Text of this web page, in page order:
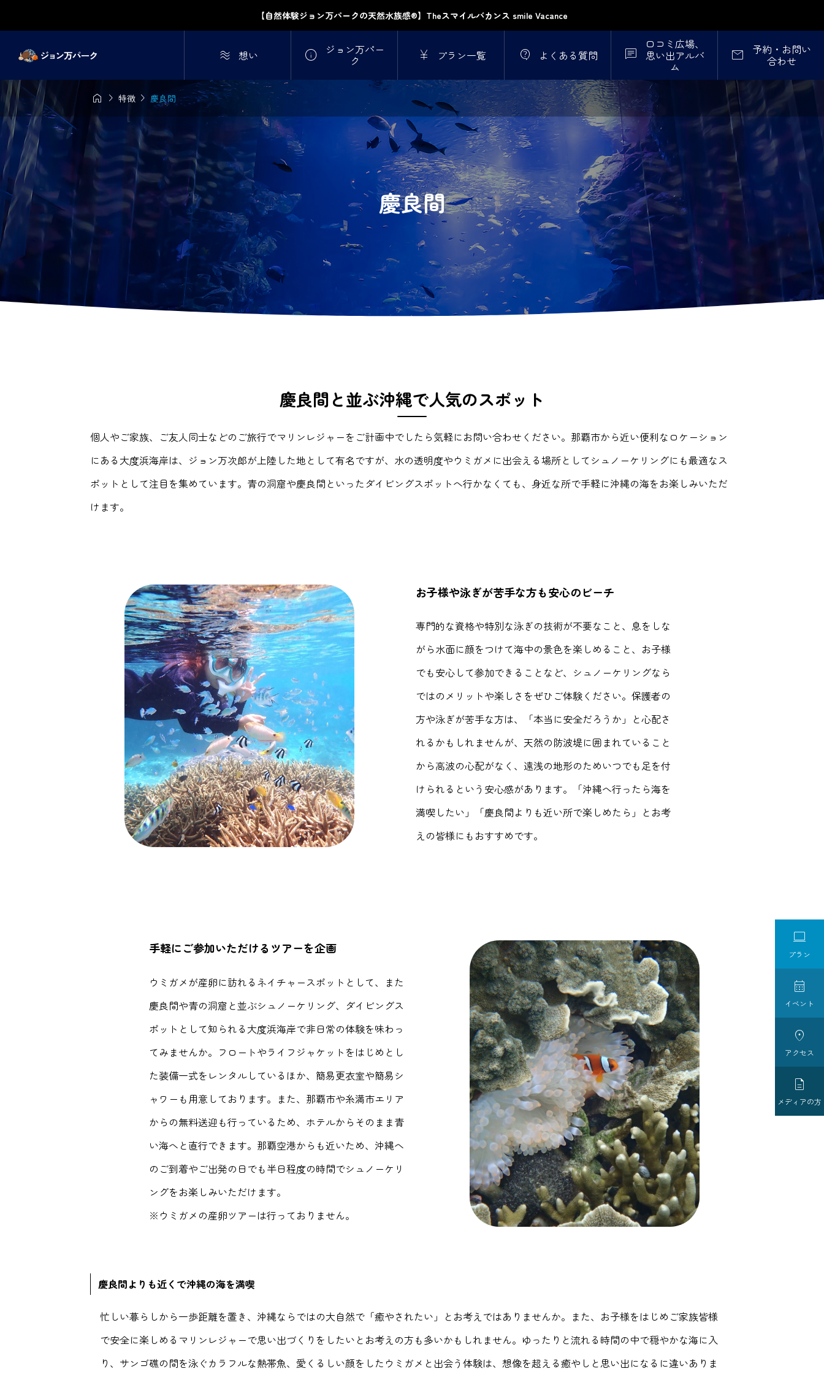
【自然体験ジョン万パークの天然水族感®】Theスマイルバカンス smile Vacance
 想い  ジョン万パー
ク  プラン一覧  よくある質問 
口コミ広場、
思い出アルバ
ム
 予約・お問い
合わせ
  特徴  慶良間
慶良間
慶良間と並ぶ沖縄で人気のスポット
個人やご家族、ご友人同士などのご旅行でマリンレジャーをご計画中でしたら気軽にお問い合わせください。那覇市から近い便利なロケーション
にある大度浜海岸は、ジョン万次郎が上陸した地として有名ですが、水の透明度やウミガメに出会える場所としてシュノーケリングにも最適なス
ポットとして注目を集めています。青の洞窟や慶良間といったダイビングスポットへ行かなくても、身近な所で手軽に沖縄の海をお楽しみいただ
けます。
お子様や泳ぎが苦手な方も安心のビーチ
専門的な資格や特別な泳ぎの技術が不要なこと、息をしな
がら水面に顔をつけて海中の景色を楽しめること、お子様
でも安心して参加できることなど、シュノーケリングなら
ではのメリットや楽しさをぜひご体験ください。保護者の
方や泳ぎが苦手な方は、「本当に安全だろうか」と心配さ
れるかもしれませんが、天然の防波堤に囲まれていること
から高波の心配がなく、遠浅の地形のためいつでも足を付
けられるという安心感があります。「沖縄へ行ったら海を
満喫したい」「慶良間よりも近い所で楽しめたら」とお考
えの皆様にもおすすめです。
手軽にご参加いただけるツアーを企画
ウミガメが産卵に訪れるネイチャースポットとして、また
慶良間や青の洞窟と並ぶシュノーケリング、ダイビングス
ポットとして知られる大度浜海岸で非日常の体験を味わっ
てみませんか。フロートやライフジャケットをはじめとし
た装備一式をレンタルしているほか、簡易更衣室や簡易シ
ャワーも用意しております。また、那覇市や糸満市エリア
からの無料送迎も行っているため、ホテルからそのまま青
い海へと直行できます。那覇空港からも近いため、沖縄へ
のご到着やご出発の日でも半日程度の時間でシュノーケリ
ングをお楽しみいただけます。
※ウミガメの産卵ツアーは行っておりません。
慶良間よりも近くで沖縄の海を満喫
忙しい暮らしから一歩距離を置き、沖縄ならではの大自然で「癒やされたい」とお考えではありませんか。また、お子様をはじめご家族皆様
で安全に楽しめるマリンレジャーで思い出づくりをしたいとお考えの方も多いかもしれません。ゆったりと流れる時間の中で穏やかな海に入
り、サンゴ礁の間を泳ぐカラフルな熱帯魚、愛くるしい顔をしたウミガメと出会う体験は、想像を超える癒やしと思い出になるに違いありま

プラン

イベント

アクセス

メディアの方